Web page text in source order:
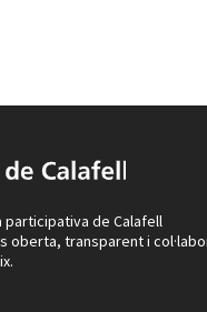
participativa de Calafell
oberta, transparent i